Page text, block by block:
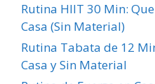
Rutina HIIT 30 Min:
Casa (Sin Material)
Rutina Tabata de 12
Casa y Sin Material